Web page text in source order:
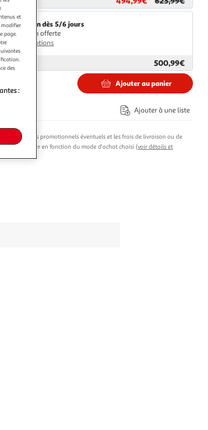
Livraison dès 5/6 jours
Livraison offerte
Plus d'options
500,99€
Ajouter au panier
Ajouter à une liste
les avantages promotionnels éventuels et les frais de livraison ou de
de varier en fonction du mode d'achat choisi (voir détails et
et
modifier
page.
des
: